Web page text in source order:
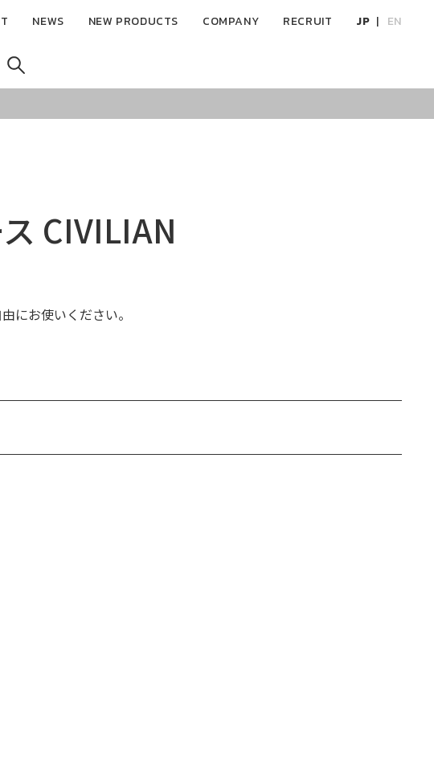
NEWS NEW PRODUCTS COMPANY RECRUIT JP EN
CIVILIAN
にお使いください。